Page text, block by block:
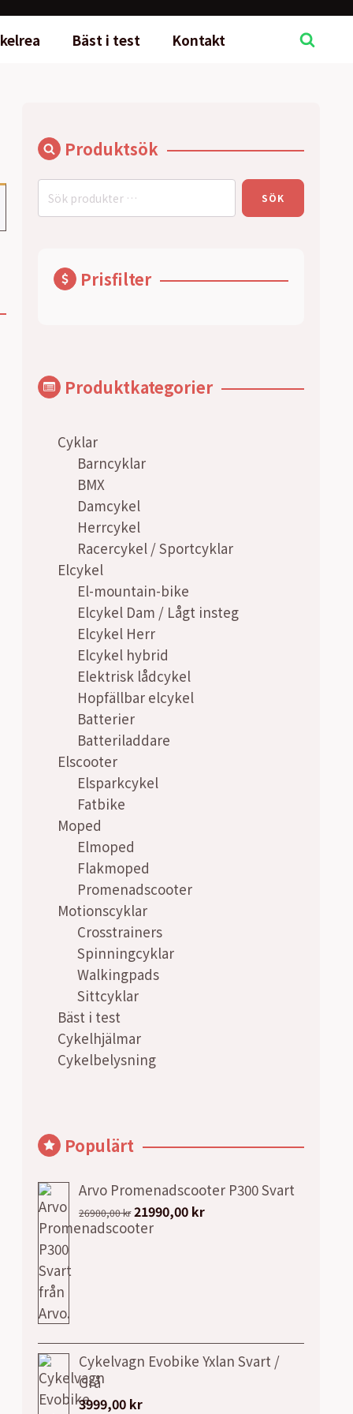
Bäst i test Kontakt
Produktsök
Sök
SÖK
Prisfilter
Produktkategorier
Cyklar
Barncyklar
BMX
Damcykel
Herrcykel
Racercykel / Sportcyklar
Elcykel
El-mountain-bike
Elcykel Dam / Lågt insteg
Elcykel Herr
Elcykel hybrid
Elektrisk lådcykel
Hopfällbar elcykel
Batterier
Batteriladdare
Elscooter
Elsparkcykel
Fatbike
Moped
Elmoped
Flakmoped
Promenadscooter
Motionscyklar
Crosstrainers
Spinningcyklar
Walkingpads
Sittcyklar
Bäst i test
Cykelhjälmar
Cykelbelysning
Populärt
Arvo Promenadscooter P300 Svart
26900,00kr Det
ursprungliga
21990,00 kr
Cykelvagn Evobike Yxlan Svart /
Grå
3999,00 kr